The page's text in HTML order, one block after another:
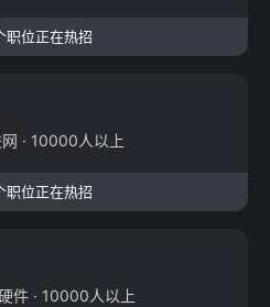
职位正在热招
· 10000人以上
职位正在热招
件 · 10000人以上